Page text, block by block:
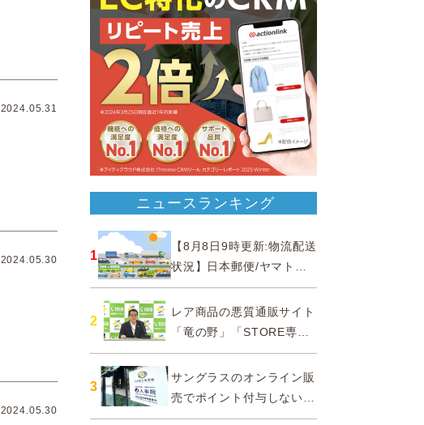
2024.05.31
2024.05.30
2024.05.30
ニュースランキング
1
【8月8日9時更新:物流配送
状況】日本郵便/ヤマト運
輸/佐川急便/西濃運輸/福山
通運
2
レア商品の悪質通販サイト
「竜の野」「STORE専門
ショップ」などに注意…消
費者庁
3
サングラスのオンライン販
売でポイント付与しないよ
う要請、ルックスオティカ